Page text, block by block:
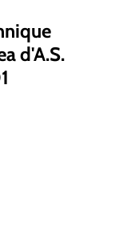
d'A.S.